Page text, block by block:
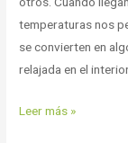
temperaturas nos
se convierten en
relajada en el
verano
Leer más »